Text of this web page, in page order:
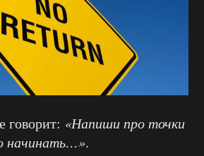
говорит: «Напиши про точки
начинать…».